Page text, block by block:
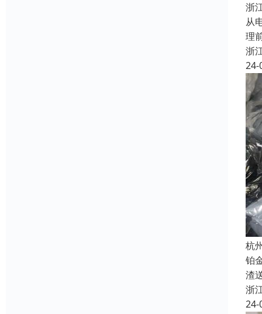
浙
从
理
浙
24-
杭
铂
渣
浙
24-